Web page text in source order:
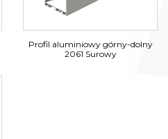
Profil aluminiowy górny-dolny
2061 Surowy